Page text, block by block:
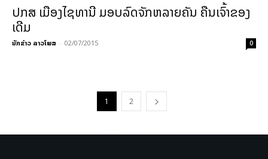
ປກສ ເມືອງໄຊທານີ ມອບລົດຈັກຫລາຍຄັນ ຄືນເຈົ້າຂອງ
ເດີມ
ນັກຂ່າວ ລາວໂພສ - 02/07/2015 0
1 2